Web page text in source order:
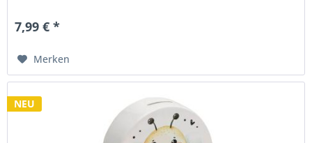
7,99 € *
Merken
NEU